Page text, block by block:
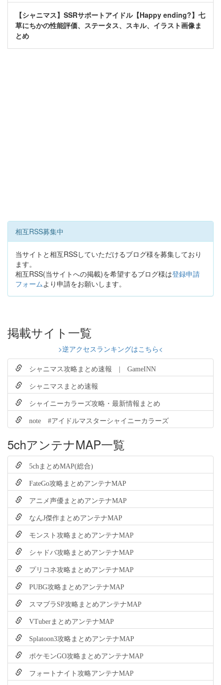
【シャニマス】SSRサポートアイドル【Happy ending?】七
草にちかの性能評価、ステータス、スキル、イラスト画像ま
とめ
相互RSS募集中
当サイトと相互RSSしていただけるブログ様を募集しており
ます。
相互RSS(当サイトへの掲載)を希望するブログ様は登録申請
フォームより申請をお願いします。
掲載サイト一覧
>逆アクセスランキングはこちら<
シャニマス攻略まとめ速報 | GameINN
シャニマスまとめ速報
シャイニーカラーズ攻略・最新情報まとめ
note #アイドルマスターシャイニーカラーズ
5chアンテナMAP一覧
5chまとめMAP(総合)
FateGo攻略まとめアンテナMAP
アニメ声優まとめアンテナMAP
なんJ傑作まとめアンテナMAP
モンスト攻略まとめアンテナMAP
シャドバ攻略まとめアンテナMAP
プリコネ攻略まとめアンテナMAP
PUBG攻略まとめアンテナMAP
スマブラSP攻略まとめアンテナMAP
VTuberまとめアンテナMAP
Splatoon3攻略まとめアンテナMAP
ポケモンGO攻略まとめアンテナMAP
フォートナイト攻略アンテナMAP